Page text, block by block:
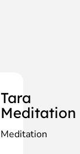
Tara
Meditation
Meditation